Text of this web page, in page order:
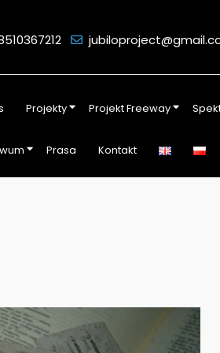
Projekty Projekt Freeway
Prasa Kontakt